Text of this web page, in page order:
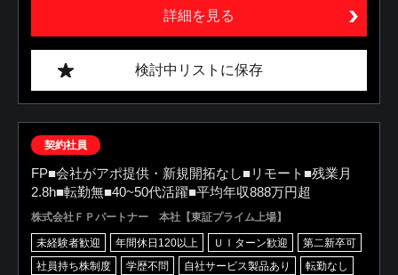
詳細を見る
検討中リストに保存
契約社員
FP■会社がアポ提供・新規開拓なし■リモート■残業月
2.8h■転勤無■40~50代活躍■平均年収888万円超
株式会社ＦＰパートナー 本社【東証プライム上場】
未経験者歓迎 年間休日120以上 ＵＩターン歓迎
第二新卒可
社員持ち株制度
学歴不問 自社サービス製品あり
転勤なし